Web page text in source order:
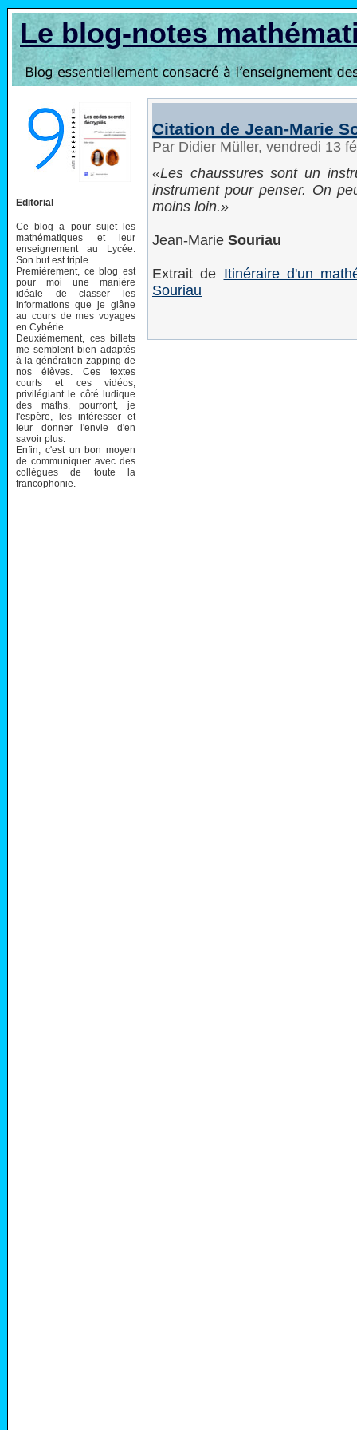
Le blog-notes
Editorial
Ce blog a pour sujet les
mathématiques et leur
enseignement au Lycée.
Son but est triple.
Premièrement, ce blog est
pour moi une manière
idéale de classer les
informations que je glâne
au cours de mes voyages
en Cybérie.
Deuxièmement, ces billets
me semblent bien adaptés
à la génération zapping de
nos élèves. Ces textes
courts et ces vidéos,
privilégiant le côté ludique
des maths, pourront, je
l'espère, les intéresser et
leur donner l'envie d'en
savoir plus.
Enfin, c'est un bon moyen
de communiquer avec des
collègues de toute la
francophonie.
Citation de Jean-Marie
Par Didier Müller, vendredi 13
Les chaussures sont un
instrument pour penser. On
moins loin.
Jean-Marie Souriau
Extrait de Itinéraire d'un
Souriau